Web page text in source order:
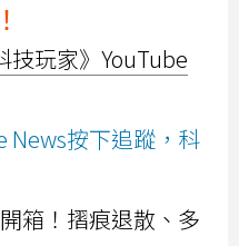
技玩家》YouTube
News按下追蹤，科
箱！摺痕退散、多